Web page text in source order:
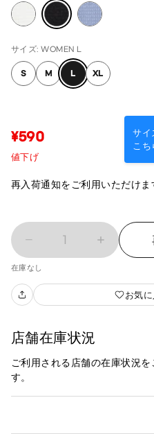
サイズ: WOMEN L
S M L XL
サイ
こち
¥590
値下げ
再入荷通知をご利用いただけま
1
在庫なし
お気
店舗在庫状況
ご利用される店舗の在庫状況
す。